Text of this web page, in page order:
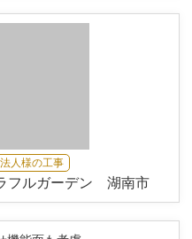
法人様の工事
フルガーデン 湖南市